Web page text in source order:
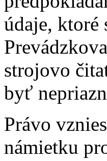
údaje, ktoré
strojovo
byť
Právo
námietku